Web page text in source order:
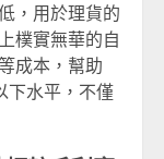
，用於理貨的
樸實無華的自
成本，幫助
下水平，不僅